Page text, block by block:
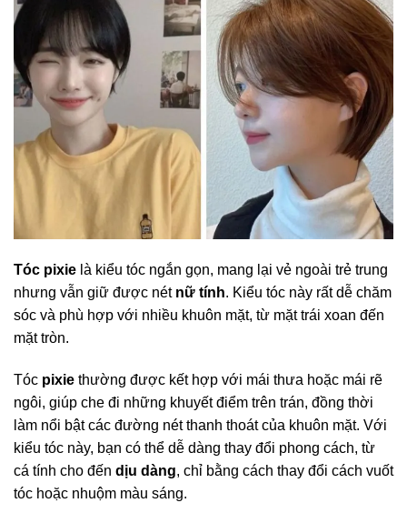
Tóc pixie là kiểu tóc ngắn gọn, mang lại vẻ ngoài trẻ trung
nhưng vẫn giữ được nét nữ tính. Kiểu tóc này rất dễ chăm
sóc và phù hợp với nhiều khuôn mặt, từ mặt trái xoan đến
mặt tròn.
Tóc pixie thường được kết hợp với mái thưa hoặc mái rẽ
ngôi, giúp che đi những khuyết điểm trên trán, đồng thời
làm nổi bật các đường nét thanh thoát của khuôn mặt. Với
kiểu tóc này, bạn có thể dễ dàng thay đổi phong cách, từ
cá tính cho đến dịu dàng, chỉ bằng cách thay đổi cách vuốt
tóc hoặc nhuộm màu sáng.